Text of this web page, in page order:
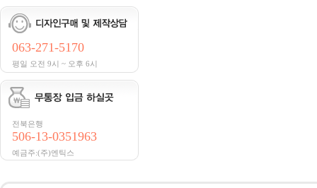
063-271-5170
평일 오전 9시 ~ 오후 6시
전북은행
506-13-0351963
예금주:(주)엔틱스